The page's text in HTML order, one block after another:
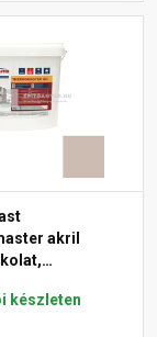
akril
készleten